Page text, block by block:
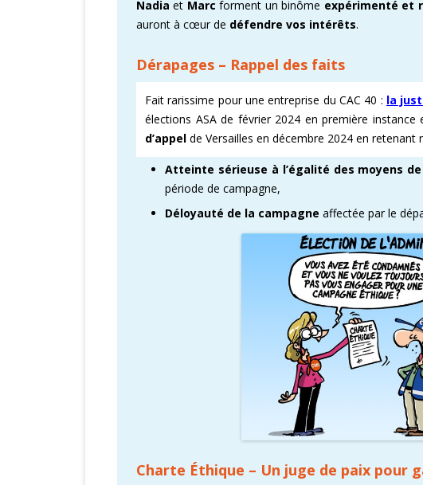
CARTOGRAPHIE ENOVACOM
AMÉLIORATION CONTINUE
VICTOIRES CFDT
Nadiaet Marcforment un binôme expérimenté et
auront à cœur de défendre vos intérêts.
Dérapages – Rappel des faits
Fait rarissime pour une entreprise du CAC 40 : la
élections ASA de février 2024 en première
d’appel de Versailles en décembre 2024 en
Atteinte sérieuse à l’égalité des moyens
période de campagne,
Déloyauté de la campagne affectée par le
Charte Éthique – Un juge de paix pour